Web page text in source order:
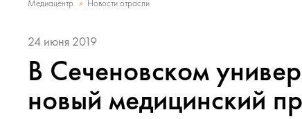
Медиацентр Новости отрасли
24 июня 2019
В Сеченовском
новый медицинский